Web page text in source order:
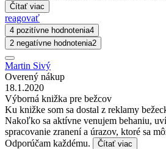
Čítať viac
reagovať
4 pozitívne hodnotenia4
2 negatívne hodnotenia2
Martin Sivý
Overený nákup
18.1.2020
Výborná knižka pre bežcov
Ku knižke som sa dostal z reklamy
Nakoľko sa aktívne venujem behaniu,
spracovanie zranení a úrazov, ktoré sa
Odporúčam každému.
Čítať viac